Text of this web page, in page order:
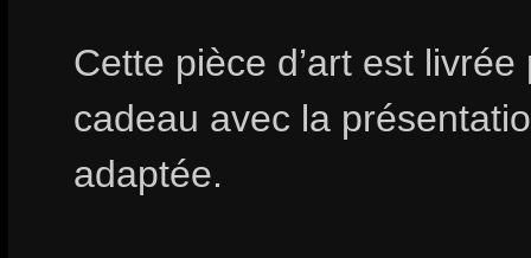
Cette pièce d’art est
cadeau avec la
adaptée.